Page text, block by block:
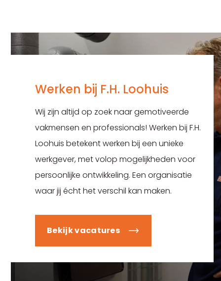
Werken bij F.H. Loohuis
Wij zijn altijd op zoek naar gemotiveerde
vakmensen en professionals! Werken bij F.H.
Loohuis betekent werken bij een unieke
werkgever, met volop mogelijkheden voor
persoonlijke ontwikkeling. Een organisatie
waar jij écht het verschil kan maken.
Bekijk vacatures